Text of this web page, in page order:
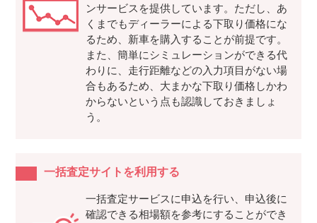
ンサービスを提供しています。ただし、あ
くまでもディーラーによる下取り価格にな
るため、新車を購入することが前提です。
また、簡単にシミュレーションができる代
わりに、走行距離などの入力項目がない場
合もあるため、大まかな下取り価格しかわ
からないという点も認識しておきましょ
う。
一括査定サイトを利用する
一括査定サービスに申込を行い、申込後に
確認できる相場額を参考にすることができ